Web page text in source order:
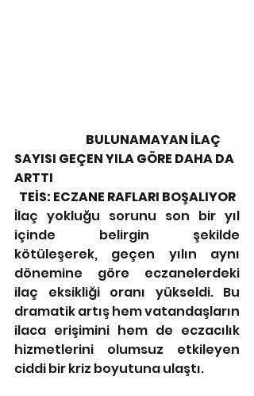
BULUNAMAYAN İLAÇ
SAYISI GEÇEN YILA GÖRE DAHA DA
ARTTI
TEİS: ECZANE RAFLARI BOŞALIYOR
İlaç yokluğu sorunu son bir yıl
içinde belirgin şekilde
kötüleşerek, geçen yılın aynı
dönemine göre eczanelerdeki
ilaç eksikliği oranı yükseldi. Bu
dramatik artış hem vatandaşların
ilaca erişimini hem de eczacılık
hizmetlerini olumsuz etkileyen
ciddi bir kriz boyutuna ulaştı.